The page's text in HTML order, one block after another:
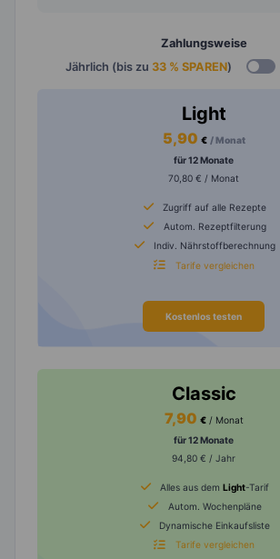
Zahlungsweise
Jährlich (bis zu 33 % SPAREN)
Light
5,90 € / Monat
für 12 Monate
70,80 € / Monat
Zugriff auf alle Rezepte
Autom. Rezeptfilterung
Indiv. Nährstoffberechnung
Tarife vergleichen
Kostenlos testen
Classic
7,90 € / Monat
für 12 Monate
94,80 € / Jahr
Alles aus dem Light-Tarif
Autom. Wochenpläne
Dynamische Einkaufsliste
Tarife vergleichen